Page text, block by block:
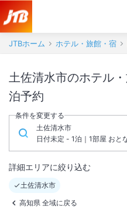
JTBホーム ホテル・旅館・宿
土佐清水市のホテル・
泊予約
条件を変更する
土佐清水市
日付未定 - 1泊｜1部屋 おと
詳細エリアに絞り込む
土佐清水市
高知県 全域に戻る